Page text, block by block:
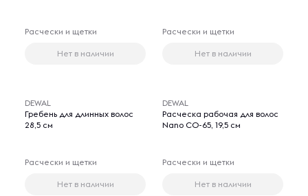
Расчески и щетки
Нет в наличии
Расчески и щетки
Нет в наличии
DEWAL
Гребень для длинных волос
28,5 см
Расчески и щетки
Нет в наличии
DEWAL
Расческа рабочая для волос
Nano СО-65, 19,5 см
Расчески и щетки
Нет в наличии